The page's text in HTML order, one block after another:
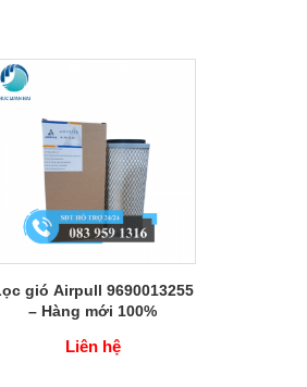
gió Airpull 9690013255
– Hàng mới 100%
Liên hệ